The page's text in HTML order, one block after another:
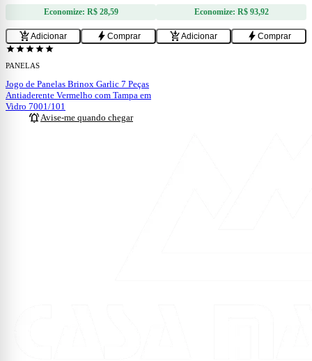
Economize: R$ 28,59
add_shopping_cartAdicionar bolt Comprar
Economize: R$ 93,92
add_shopping_cartAdicionar bolt Comprar
ESGOTADO
starstarstarstarstar
PANELAS
Jogo de Panelas Brinox Garlic 7 Peças
Antiaderente Vermelho com Tampa em
Vidro 7001/101
notifications_activeAvise-me quando chegar